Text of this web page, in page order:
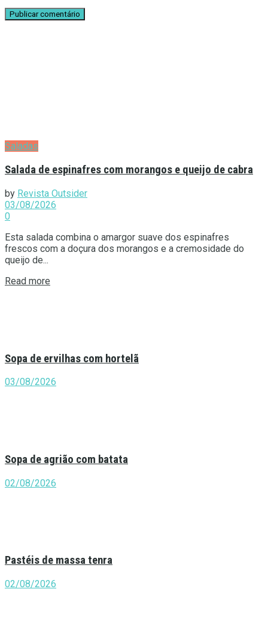
Saladas
Salada de espinafres com morangos e queijo de cabra
by Revista Outsider
03/08/2026
0
Esta salada combina o amargor suave dos espinafres
frescos com a doçura dos morangos e a cremosidade do
queijo de...
Read more
Sopa de ervilhas com hortelã
03/08/2026
Sopa de agrião com batata
02/08/2026
Pastéis de massa tenra
02/08/2026